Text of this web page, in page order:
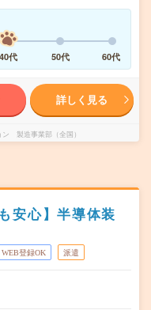
40代 50代 60代
詳しく見る
製造事業部（全国）
安心】半導体装
WEB登録OK 派遣